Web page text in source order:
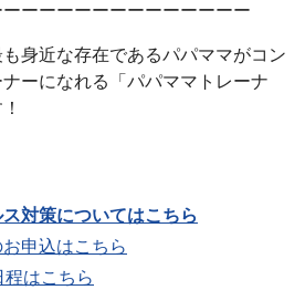
ーーーーーーーーーーーーー
身近な存在であるパパママがコン
ーになれる「パパママトレーナ
対策についてはこちら
申込はこちら
程はこちら